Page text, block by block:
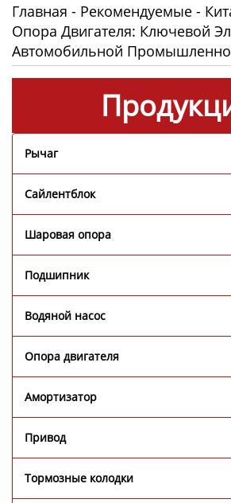
Главная - Рекомендуемые -
Опора Двигателя: Ключевой
Автомобильной
Рычаг
Сайлентблок
Шаровая опора
Подшипник
Водяной насос
Опора двигателя
Амортизатор
Привод
Тормозные колодки